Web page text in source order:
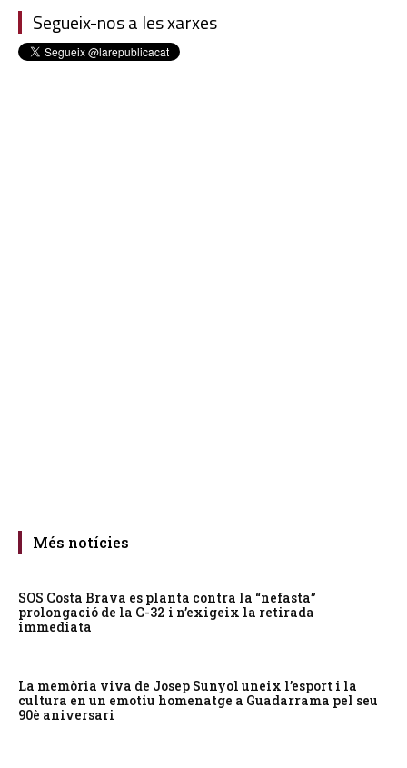
Segueix-nos a les xarxes
Més notícies
SOS Costa Brava es planta contra la “nefasta”
prolongació de la C-32 i n’exigeix la retirada
immediata
La memòria viva de Josep Sunyol uneix l’esport i la
cultura en un emotiu homenatge a Guadarrama pel seu
90è aniversari